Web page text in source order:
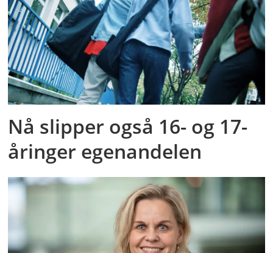
Nå slipper også 16- og 17-
åringer egenandelen